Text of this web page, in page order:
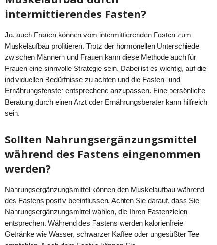
intermittierendes Fasten?
Ja, auch Frauen können vom intermittierenden Fasten zum
Muskelaufbau profitieren. Trotz der hormonellen Unterschiede
zwischen Männern und Frauen kann diese Methode auch für
Frauen eine sinnvolle Strategie sein. Dabei ist es wichtig, auf die
individuellen Bedürfnisse zu achten und die Fasten- und
Ernährungsfenster entsprechend anzupassen. Eine persönliche
Beratung durch einen Arzt oder Ernährungsberater kann hilfreich
sein.
Sollten Nahrungsergänzungsmittel
während des Fastens eingenommen
werden?
Nahrungsergänzungsmittel können den Muskelaufbau während
des Fastens positiv beeinflussen. Achten Sie darauf, dass Sie
Nahrungsergänzungsmittel wählen, die Ihren Fastenzielen
entsprechen. Während des Fastens werden kalorienfreie
Getränke wie Wasser, schwarzer Kaffee oder ungesüßter Tee